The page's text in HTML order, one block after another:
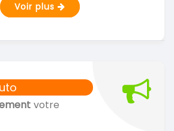
votre
Voir plus